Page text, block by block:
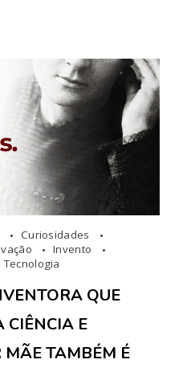
Curiosidades
Invento
Tecnologia
QUE
CIÊNCIA E
MÃE TAMBÉM É